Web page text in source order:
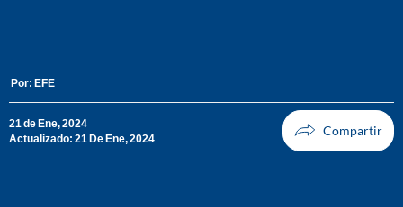
Por: EFE
21 de Ene, 2024
Actualizado: 21 De Ene, 2024